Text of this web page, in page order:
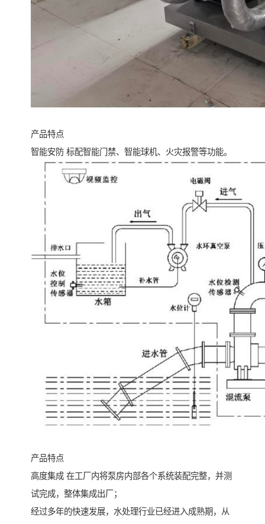
产品特点
智能安防 标配智能门禁、智能球机、火灾报警等功能。
产品特点
高度集成 在工厂内将泵房内部各个系统装配完整，并测
试完成，整体集成出厂；
经过多年的快速发展，水处理行业已经进入成熟期，从